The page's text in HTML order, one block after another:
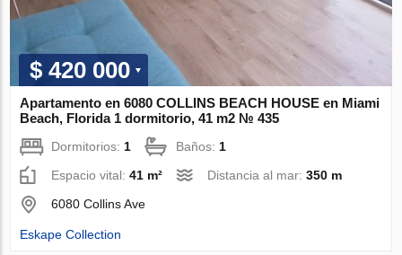
$ 420 000
Apartamento en 6080 COLLINS BEACH HOUSE en Miami
Beach, Florida 1 dormitorio, 41 m2 № 435
Dormitorios: 1 Baños: 1
Espacio vital:41 m² Distancia al mar:350 m
6080 Collins Ave
Eskape Collection